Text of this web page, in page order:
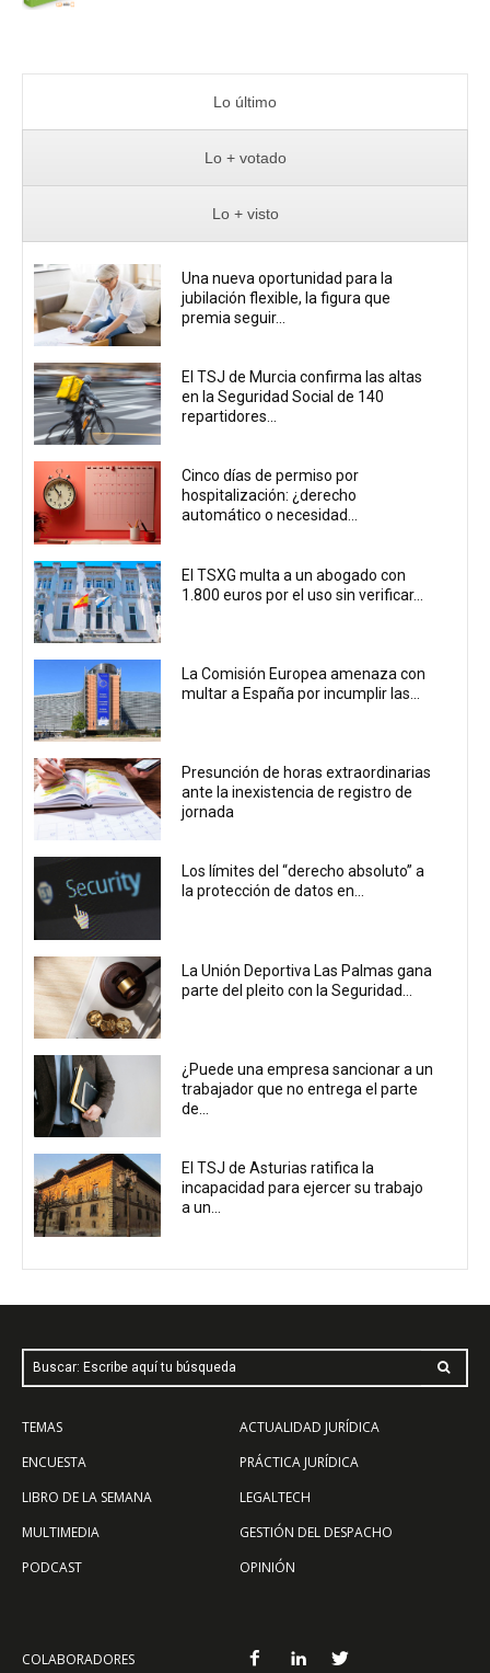
Lo último
Lo + votado
Lo + visto
Una nueva oportunidad para la
jubilación flexible, la figura que
premia seguir...
El TSJ de Murcia confirma las altas
en la Seguridad Social de 140
repartidores...
Cinco días de permiso por
hospitalización: ¿derecho
automático o necesidad...
El TSXG multa a un abogado con
1.800 euros por el uso sin verificar...
La Comisión Europea amenaza con
multar a España por incumplir las...
Presunción de horas extraordinarias
ante la inexistencia de registro de
jornada
Los límites del “derecho absoluto” a
la protección de datos en...
La Unión Deportiva Las Palmas gana
parte del pleito con la Seguridad...
¿Puede una empresa sancionar a un
trabajador que no entrega el parte
de...
El TSJ de Asturias ratifica la
incapacidad para ejercer su trabajo
a un...
Buscar: Escribe aquí tu búsqueda
TEMAS
ENCUESTA
LIBRO DE LA SEMANA
MULTIMEDIA
PODCAST
ACTUALIDAD JURÍDICA
PRÁCTICA JURÍDICA
LEGALTECH
GESTIÓN DEL DESPACHO
OPINIÓN
COLABORADORES